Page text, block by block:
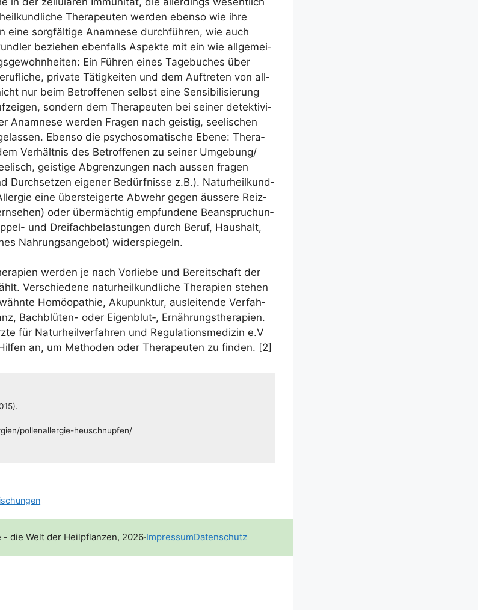
The­ra­peu­ten wer­den eben­so wie ihre
eine sorg­fäl­ti­ge Ana­mne­se durch­füh­ren, wie auch
bezie­hen eben­falls Aspek­te mit ein wie all­ge­mei­
Ein Füh­ren eines Tage­bu­ches über
pri­va­te Tätig­kei­ten und dem Auf­tre­ten von all­
nur beim Betrof­fe­nen selbst eine Sen­si­bi­li­sie­rung
son­dern dem The­ra­peu­ten bei sei­ner detek­ti­vi­
Ana­mne­se wer­den Fra­gen nach geis­tig, see­li­schen
Eben­so die psy­cho­so­ma­ti­sche Ebe­ne: The­ra­
Ver­hält­nis des Betrof­fe­nen zu sei­ner Umgebung/​
geis­ti­ge Abgren­zun­gen nach aus­sen fra­gen
Durch­set­zen eige­ner Bedürf­nis­se z.B.). Natur­heil­kund­
eine über­stei­ger­te Abwehr gegen äus­se­re Reiz­
oder über­mäch­tig emp­fun­de­ne Bean­spru­chun­
und Drei­fach­be­las­tun­gen durch Beruf, Haus­halt,
Nah­rungs­an­ge­bot) widerspiegeln.
wer­den je nach Vor­lie­be und Bereit­schaft der
Ver­schie­de­ne natur­heil­kund­li­che The­ra­pien ste­hen
Homöo­pa­thie, Aku­punk­tur, aus­lei­ten­de Ver­fah­
Bach­blü­ten- oder Eigenblut‑, Ernäh­rungs­the­ra­pien.
für Natur­heil­ver­fah­ren und Regu­la­ti­ons­me­di­zin e.V
an, um Metho­den oder The­ra­peu­ten zu fin­den. [2]
pollenallergie-heuschnupfen/
die Welt der Heilpflanzen, 2026·ImpressumDatenschutz